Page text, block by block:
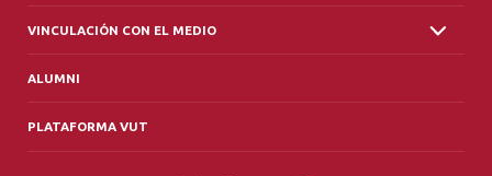
VINCULACIÓN CON EL MEDIO
ALUMNI
PLATAFORMA VUT